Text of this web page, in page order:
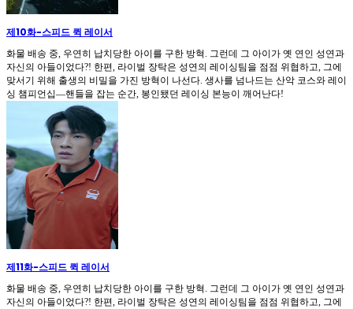
제10화-스피드 퀵 레이서
화물 배송 중, 우연히 납치당한 아이를 구한 방혁. 그런데 그 아이가 옛 연인 성연과
자신의 아들이었다?! 한편, 라이벌 장탁은 성연의 레이싱팀을 점점 위협하고, 그에
맞서기 위해 출생의 비밀을 가진 방혁이 나선다. 생사를 넘나드는 산악 코스와 레이
싱 챔피언십—핸들을 잡는 순간, 봉인됐던 레이싱 본능이 깨어난다!
제11화-스피드 퀵 레이서
화물 배송 중, 우연히 납치당한 아이를 구한 방혁. 그런데 그 아이가 옛 연인 성연과
자신의 아들이었다?! 한편, 라이벌 장탁은 성연의 레이싱팀을 점점 위협하고, 그에